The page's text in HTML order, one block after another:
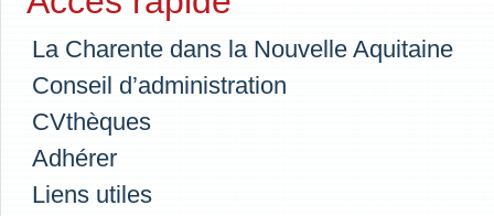
La Charente dans la Nouvelle Aquitaine
Conseil d’administration
CVthèques
Adhérer
Liens utiles